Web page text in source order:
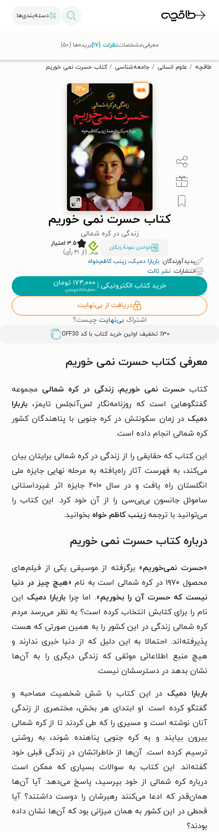
دسته‌بندی‌ها
تخفیف از طاقچه دریافت کن.
طاقچه علوم انسانی جامعه‌شناسی کتاب حسرت نمی خوریم
٪۲۰
کتاب حسرت نمی خوریم
زندگی در کره شمالی
خواندن نمونۀ رایگان
۳.۵ امتیاز
(از ۴۱ رأی)
پدیدآورندگان: باربارا دمیک، زینب کاظم‌خواه
انتشارات: نشر ثالث
خرید کتاب الکترونیکی | ۱۷۴,۰۰۰ تومان
۲۱۷,۵۰۰تومان
دریافت از بی‌نهایت
اشتراک بی‌نهایت چیست؟
٪۳۰ تخفیف اولین خرید کتاب با کد OFF30
معرفیمشخصاتنظرات (۱۷) بریده‌ها (۵۰)
معرفی کتاب حسرت نمی خوریم
کتاب حسرت نمی خوریم، زندگی در کره شمالی مجموعه
گفتگوهایی است که روزنامه‌نگار لس‌آنجلس تایمز، باربارا
دمیک در زمان سکونتش در کره جنوبی با پناهندگان کشور
کره شمالی انجام داده است.
این کتاب که حقایقی را از زندگی در کره شمالی برایتان بیان
می‌کند، به فهرست آثار راه‌یافته به مرحله نهایی جایزه ملی
انگلستان راه یافت و در سال ۲۰۱۰ جایزه اثر غیرداستانی
ساموئل جانسون بی‌بی‌سی را از آن خود کرد. این کتاب را
می‌توانید با ترجمه زینب کاظم خواه بخوانید.
درباره کتاب حسرت نمی خوریم
«حسرت نمی‌‌خوریم» برگرفته از موسیقی یکی از فیلم‌های
محصول ۱۹۷۰ در کره شمالی است به نام «
هیچ چیز در دنیا
نیست که حسرت آن را بخوریم». اما چرا باربارا دمیک این
نام را برای کتابش انتخاب کرده است؟ به نظر می‌رسد مردم
کره شمالی زندگی در این کشور را به همین صورتی که هست
پذیرفته‌اند. احتمالا به این دلیل که از دنیا خبری ندارند و
هیچ منبع اطلاعاتی موثقی که زندگی دیگری را به آن‌ها
نشان بدهد در دسترسشان نیست.
باربارا دمیک در این کتاب با شش شخصیت مصاحبه و
گفتگو کرده است. او ابتدای هر بخش، مختصری از زندگی
آنان نوشته است و مسیری را که طی کردند تا از کره شمالی
بیرون بیایند و به کره جنوبی پناهنده شوند، به روشنی
ترسیم کرده است. آن‌ها از خاطراتشان در زندگی قبلی خود
گفته‌اند. این کتاب به سوالات بسیاری که ممکن است
درباره کره شمالی از خود بپرسید، پاسخ می‌دهد: آیا آن‌ها
همان‌قدر که ادعا می‌کنند رهبرشان را دوست داشتند؟ آیا
قحطی در این کشور به همان میزانی بود که آن‌ها نشان داده
بودند؟